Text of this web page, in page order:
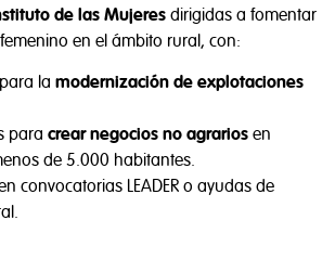
de las Mujeres dirigidas a fomentar
en el ámbito rural, con:
la modernización de explotaciones
para crear negocios no agrarios en
de 5.000 habitantes.
convocatorias LEADER o ayudas de